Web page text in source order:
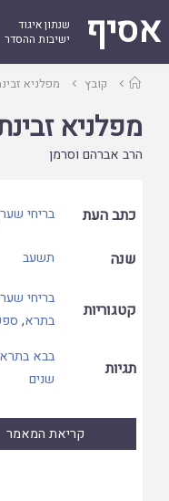
אסיף
שנתון איגוד
ישיבות ההסדר
עמודקובץ מפלניא
מפלניא
הרב אברהם וסרמן
כתב העת בריחי
שנה תשעב
קטגוריות
בריחי
בתרא,
תגיות
בבא
שנים
קריאת המאמר